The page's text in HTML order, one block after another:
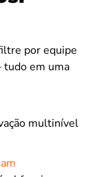
por equipe
em uma
multinível